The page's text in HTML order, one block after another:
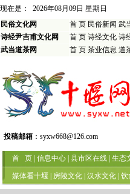
现在是：
2026年08月09日 星期日
民俗文化网
首 页 民俗新闻 武
诗经尹吉甫文化网
首 页 诗经文化 诗
武当道茶网
首 页 茶业信息 道
投稿邮箱 ： syxw668@126.com
首 页 信息中心 县市区在线 生态
媒体看十堰 房陵文化 汉水文化 饮